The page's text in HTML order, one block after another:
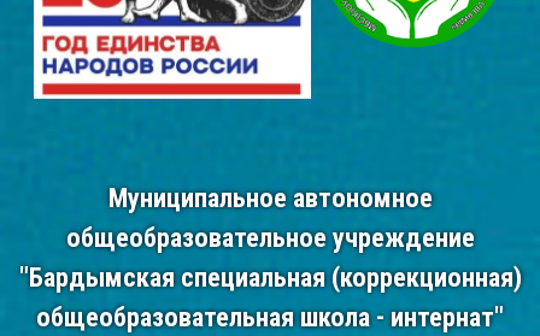
Муниципальное автономное
общеобразовательное учреждение
"Бардымская специальная (коррекционная)
общеобразовательная школа - интернат"